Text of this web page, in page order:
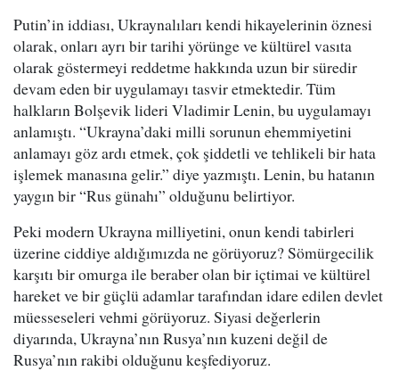
Putin’in iddiası, Ukraynalıları kendi hikayelerinin öznesi
olarak, onları ayrı bir tarihi yörünge ve kültürel vasıta
olarak göstermeyi reddetme hakkında uzun bir süredir
devam eden bir uygulamayı tasvir etmektedir. Tüm
halkların Bolşevik lideri Vladimir Lenin, bu uygulamayı
anlamıştı. “Ukrayna’daki milli sorunun ehemmiyetini
anlamayı göz ardı etmek, çok şiddetli ve tehlikeli bir hata
işlemek manasına gelir.” diye yazmıştı. Lenin, bu hatanın
yaygın bir “Rus günahı” olduğunu belirtiyor.
Peki modern Ukrayna milliyetini, onun kendi tabirleri
üzerine ciddiye aldığımızda ne görüyoruz? Sömürgecilik
karşıtı bir omurga ile beraber olan bir içtimai ve kültürel
hareket ve bir güçlü adamlar tarafından idare edilen devlet
müesseseleri vehmi görüyoruz. Siyasi değerlerin
diyarında, Ukrayna’nın Rusya’nın kuzeni değil de
Rusya’nın rakibi olduğunu keşfediyoruz.